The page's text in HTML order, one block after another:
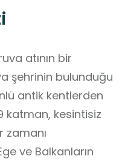
atının bir
şehrinin bulunduğu
antik kentlerden
katman, kesintisiz
zamanı
ve Balkanların